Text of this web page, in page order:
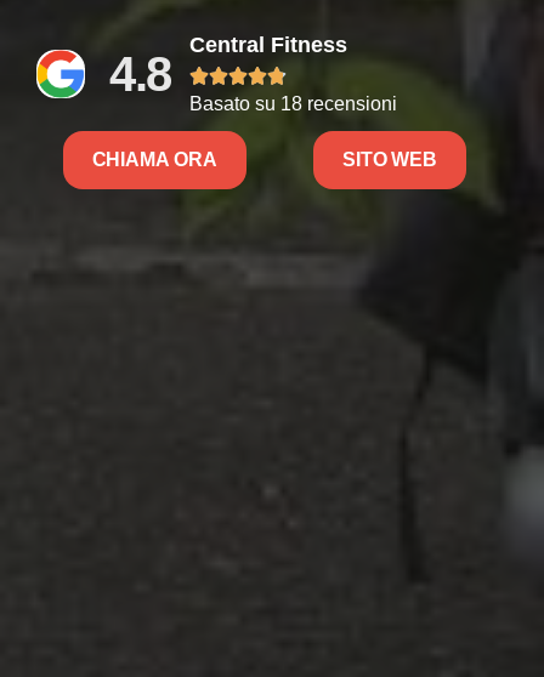
4.8
Central Fitness

Basato su 18 recensioni
CHIAMA ORA SITO WEB